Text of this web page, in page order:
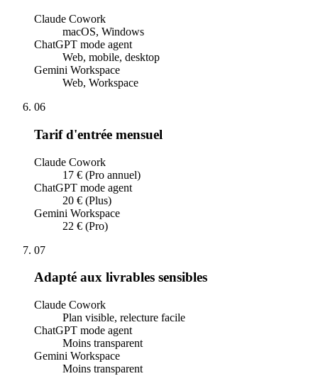
Claude Cowork
macOS, Windows
ChatGPT mode agent
Web, mobile, desktop
Gemini Workspace
Web, Workspace
06
Tarif d'entrée mensuel
Claude Cowork
17 € (Pro annuel)
ChatGPT mode agent
20 € (Plus)
Gemini Workspace
22 € (Pro)
07
Adapté aux livrables sensibles
Claude Cowork
Plan visible, relecture facile
ChatGPT mode agent
Moins transparent
Gemini Workspace
Moins transparent